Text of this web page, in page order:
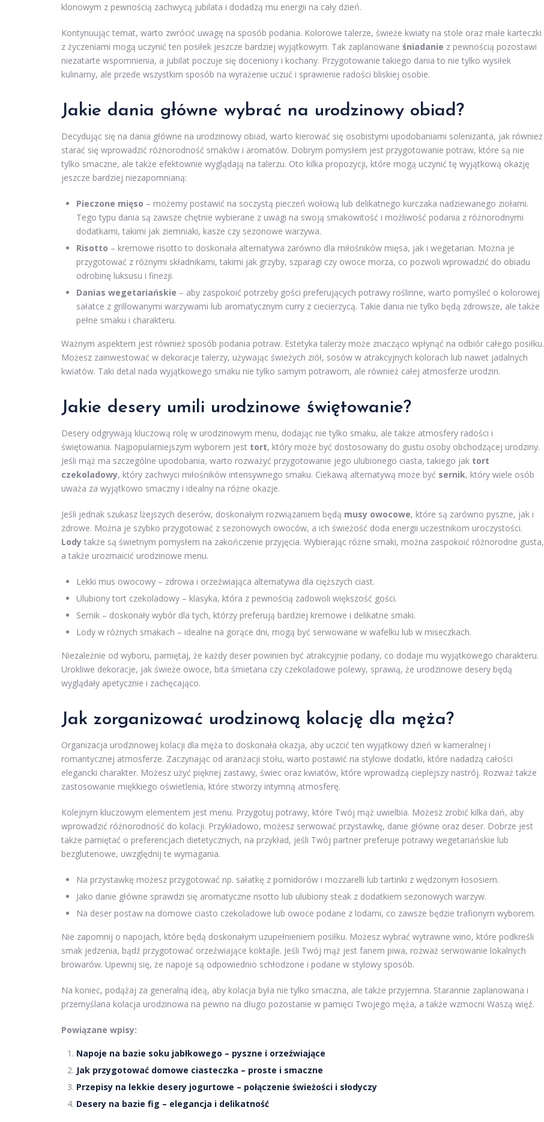
klonowym z pewnością zachwycą jubilata i dodadzą mu energii na cały dzień.
Kontynuując temat, warto zwrócić uwagę na sposób podania. Kolorowe talerze, świeże kwiaty na stole oraz małe karteczki
z życzeniami mogą uczynić ten posiłek jeszcze bardziej wyjątkowym. Tak zaplanowane śniadanie z pewnością pozostawi
niezatarte wspomnienia, a jubilat poczuje się doceniony i kochany. Przygotowanie takiego dania to nie tylko wysiłek
kulinarny, ale przede wszystkim sposób na wyrażenie uczuć i sprawienie radości bliskiej osobie.
Jakie dania główne wybrać na urodzinowy obiad?
Decydując się na dania główne na urodzinowy obiad, warto kierować się osobistymi upodobaniami solenizanta, jak również
starać się wprowadzić różnorodność smaków i aromatów. Dobrym pomysłem jest przygotowanie potraw, które są nie
tylko smaczne, ale także efektownie wyglądają na talerzu. Oto kilka propozycji, które mogą uczynić tę wyjątkową okazję
jeszcze bardziej niezapomnianą:
Pieczone mięso – możemy postawić na soczystą pieczeń wołową lub delikatnego kurczaka nadziewanego ziołami.
Tego typu dania są zawsze chętnie wybierane z uwagi na swoją smakowitość i możliwość podania z różnorodnymi
dodatkami, takimi jak ziemniaki, kasze czy sezonowe warzywa.
Risotto – kremowe risotto to doskonała alternatywa zarówno dla miłośników mięsa, jak i wegetarian. Można je
przygotować z różnymi składnikami, takimi jak grzyby, szparagi czy owoce morza, co pozwoli wprowadzić do obiadu
odrobinę luksusu i finezji.
Danias wegetariańskie – aby zaspokoić potrzeby gości preferujących potrawy roślinne, warto pomyśleć o kolorowej
sałatce z grillowanymi warzywami lub aromatycznym curry z ciecierzycą. Takie dania nie tylko będą zdrowsze, ale także
pełne smaku i charakteru.
Ważnym aspektem jest również sposób podania potraw. Estetyka talerzy może znacząco wpłynąć na odbiór całego posiłku.
Możesz zainwestować w dekoracje talerzy, używając świeżych ziół, sosów w atrakcyjnych kolorach lub nawet jadalnych
kwiatów. Taki detal nada wyjątkowego smaku nie tylko samym potrawom, ale również całej atmosferze urodzin.
Jakie desery umili urodzinowe świętowanie?
Desery odgrywają kluczową rolę w urodzinowym menu, dodając nie tylko smaku, ale także atmosfery radości i
świętowania. Najpopularniejszym wyborem jest tort, który może być dostosowany do gustu osoby obchodzącej urodziny.
Jeśli mąż ma szczególne upodobania, warto rozważyć przygotowanie jego ulubionego ciasta, takiego jak tort
czekoladowy, który zachwyci miłośników intensywnego smaku. Ciekawą alternatywą może być sernik, który wiele osób
uważa za wyjątkowo smaczny i idealny na różne okazje.
Jeśli jednak szukasz lżejszych deserów, doskonałym rozwiązaniem będą musy owocowe, które są zarówno pyszne, jak i
zdrowe. Można je szybko przygotować z sezonowych owoców, a ich świeżość doda energii uczestnikom uroczystości.
Lody także są świetnym pomysłem na zakończenie przyjęcia. Wybierając różne smaki, można zaspokoić różnorodne gusta,
a także urozmaicić urodzinowe menu.
Lekki mus owocowy – zdrowa i orzeźwiająca alternatywa dla cięższych ciast.
Ulubiony tort czekoladowy – klasyka, która z pewnością zadowoli większość gości.
Sernik – doskonały wybór dla tych, którzy preferują bardziej kremowe i delikatne smaki.
Lody w różnych smakach – idealne na gorące dni, mogą być serwowane w wafelku lub w miseczkach.
Niezależnie od wyboru, pamiętaj, że każdy deser powinien być atrakcyjnie podany, co dodaje mu wyjątkowego charakteru.
Urokliwe dekoracje, jak świeże owoce, bita śmietana czy czekoladowe polewy, sprawią, że urodzinowe desery będą
wyglądały apetycznie i zachęcająco.
Jak zorganizować urodzinową kolację dla męża?
Organizacja urodzinowej kolacji dla męża to doskonała okazja, aby uczcić ten wyjątkowy dzień w kameralnej i
romantycznej atmosferze. Zaczynając od aranżacji stołu, warto postawić na stylowe dodatki, które nadadzą całości
elegancki charakter. Możesz użyć pięknej zastawy, świec oraz kwiatów, które wprowadzą cieplejszy nastrój. Rozważ także
zastosowanie miękkiego oświetlenia, które stworzy intymną atmosferę.
Kolejnym kluczowym elementem jest menu. Przygotuj potrawy, które Twój mąż uwielbia. Możesz zrobić kilka dań, aby
wprowadzić różnorodność do kolacji. Przykładowo, możesz serwować przystawkę, danie główne oraz deser. Dobrze jest
także pamiętać o preferencjach dietetycznych, na przykład, jeśli Twój partner preferuje potrawy wegetariańskie lub
bezglutenowe, uwzględnij te wymagania.
Na przystawkę możesz przygotować np. sałatkę z pomidorów i mozzarelli lub tartinki z wędzonym łososiem.
Jako danie główne sprawdzi się aromatyczne risotto lub ulubiony steak z dodatkiem sezonowych warzyw.
Na deser postaw na domowe ciasto czekoladowe lub owoce podane z lodami, co zawsze będzie trafionym wyborem.
Nie zapomnij o napojach, które będą doskonałym uzupełnieniem posiłku. Możesz wybrać wytrawne wino, które podkreśli
smak jedzenia, bądź przygotować orzeźwiające koktajle. Jeśli Twój mąż jest fanem piwa, rozważ serwowanie lokalnych
browarów. Upewnij się, że napoje są odpowiednio schłodzone i podane w stylowy sposób.
Na koniec, podążaj za generalną ideą, aby kolacja była nie tylko smaczna, ale także przyjemna. Starannie zaplanowana i
przemyślana kolacja urodzinowa na pewno na długo pozostanie w pamięci Twojego męża, a także wzmocni Waszą więź.
Powiązane wpisy:
Napoje na bazie soku jabłkowego – pyszne i orzeźwiające
Jak przygotować domowe ciasteczka – proste i smaczne
Przepisy na lekkie desery jogurtowe – połączenie świeżości i słodyczy
Desery na bazie fig – elegancja i delikatność